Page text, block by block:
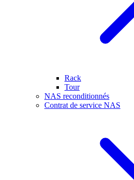
Rack
Tour
NAS reconditionnés
Contrat de service NAS